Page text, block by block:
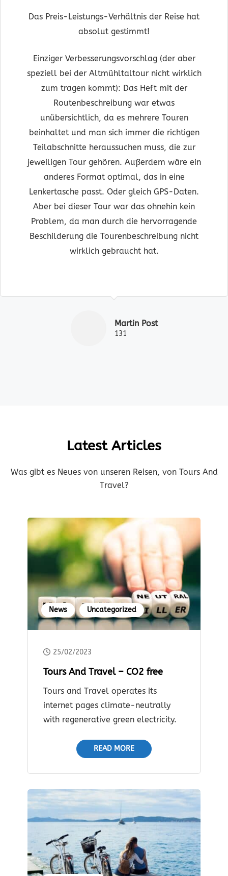
Das Preis-Leistungs-Verhältnis der Reise hat
absolut gestimmt!
Einziger Verbesserungsvorschlag (der aber
speziell bei der Altmühltaltour nicht wirklich
zum tragen kommt): Das Heft mit der
Routenbeschreibung war etwas
unübersichtlich, da es mehrere Touren
beinhaltet und man sich immer die richtigen
Teilabschnitte heraussuchen muss, die zur
jeweiligen Tour gehören. Außerdem wäre ein
anderes Format optimal, das in eine
Lenkertasche passt. Oder gleich GPS-Daten.
Aber bei dieser Tour war das ohnehin kein
Problem, da man durch die hervorragende
Beschilderung die Tourenbeschreibung nicht
wirklich gebraucht hat.
Martin Post
131
Latest Articles
Was gibt es Neues von unseren Reisen, von Tours And
Travel?
News Uncategorized
25/02/2023
Tours And Travel – CO2 free
Tours and Travel operates its
internet pages climate-neutrally
with regenerative green electricity.
READ MORE